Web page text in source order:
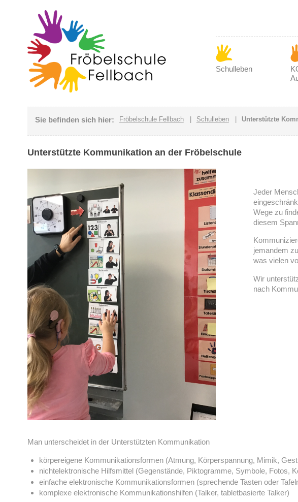
Schulleben
Sie befinden sich hier: Fröbelschule Fellbach| Schulleben| Unterstützte
Unterstützte Kommunikation an der Fröbelschule
Jeder
Wege zu
diesem
jemandem
was vielen
Wir
nach
Man unterscheidet in der Unterstützten Kommunikation
körpereigene Kommunikationsformen (Atmung, Körperspannung, Mimik,
nichtelektronische Hilfsmittel (Gegenstände, Piktogramme, Symbole, Fotos,
einfache elektronische Kommunikationsformen (sprechende Tasten oder
komplexe elektronische Kommunikationshilfen (Talker, tabletbasierte Talker)